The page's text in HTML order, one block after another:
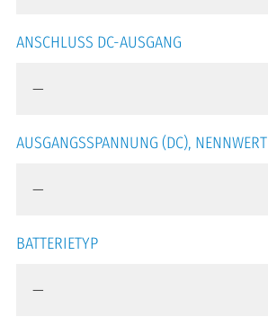
ANSCHLUSS DC-AUSGANG
AUSGANGSSPANNUNG (DC), NENNWERT
BATTERIETYP